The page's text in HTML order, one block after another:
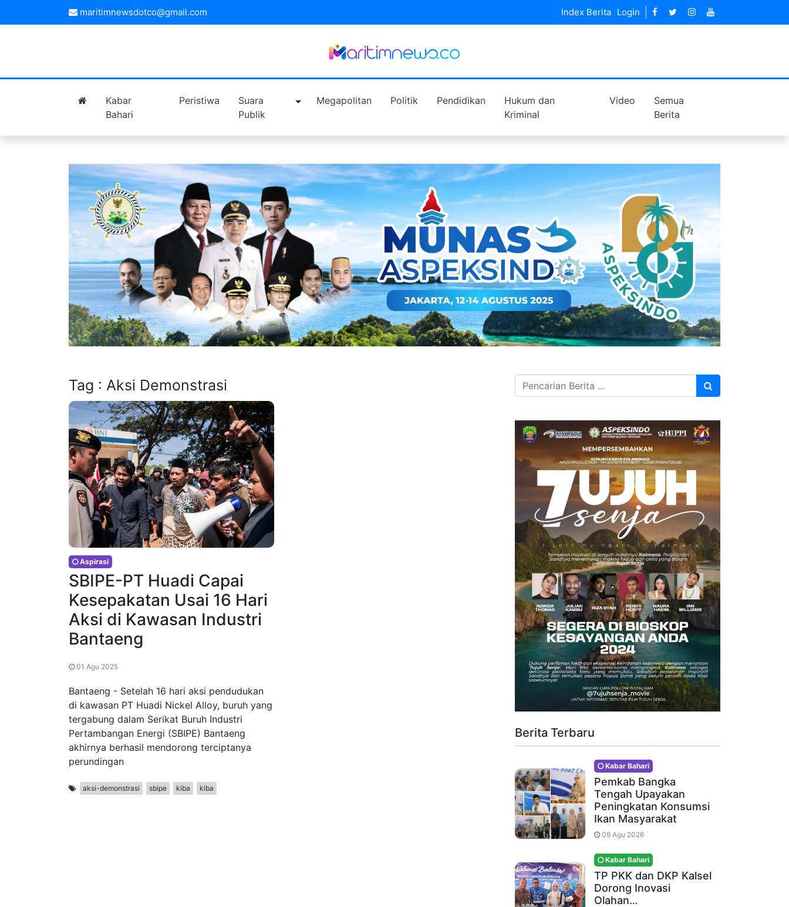
maritimnewsdotco@gmail.com Index Berita Login
Kabar
Bahari
Peristiwa
Suara
Publik
Megapolitan Politik Pendidikan
Hukum dan
Kriminal
Video
Semua
Berita
Tag : Aksi Demonstrasi
Aspirasi
SBIPE-PT Huadi Capai
Kesepakatan Usai 16 Hari
Aksi di Kawasan Industri
Bantaeng
01 Agu 2025
Bantaeng - Setelah 16 hari aksi pendudukan
di kawasan PT Huadi Nickel Alloy, buruh yang
tergabung dalam Serikat Buruh Industri
Pertambangan Energi (SBIPE) Bantaeng
akhirnya berhasil mendorong terciptanya
perundingan
aksi-demonstrasi sbipe kiba kiba
Berita Terbaru
Kabar Bahari
Pemkab Bangka
Tengah Upayakan
Peningkatan Konsumsi
Ikan Masyarakat
09 Agu 2026
Kabar Bahari
TP PKK dan DKP Kalsel
Dorong Inovasi
Olahan…